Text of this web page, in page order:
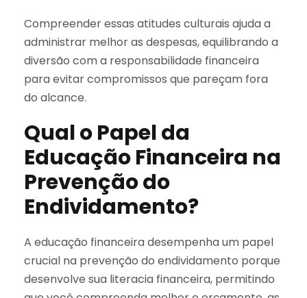
Compreender essas atitudes culturais ajuda a
administrar melhor as despesas, equilibrando a
diversão com a responsabilidade financeira
para evitar compromissos que pareçam fora
do alcance.
Qual o Papel da
Educação Financeira na
Prevenção do
Endividamento?
A educação financeira desempenha um papel
crucial na prevenção do endividamento porque
desenvolve sua literacia financeira, permitindo